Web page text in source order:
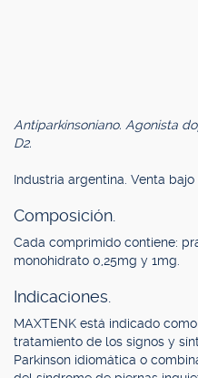
Antiparkinsoniano. Agonista
D2.
Industria argentina. Venta bajo
Composición.
Cada comprimido contiene:
monohidrato 0,25mg y 1mg.
Indicaciones.
MAXTENK está indicado
tratamiento de los signos y
Parkinson idiomática o